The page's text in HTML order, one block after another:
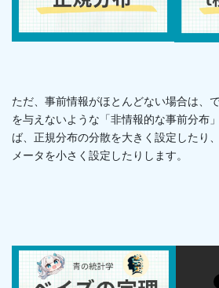
ただ、事前情報がほとんどない場合は、
を与えないような「非情報的な事前分布
ば、正規分布の分散を大きく設定したり
メータを小さく設定したりします。